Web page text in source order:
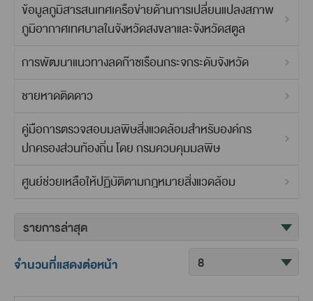
ข้อมูลภูมิสารสนเทศเครือข่ายด้านการเปลี่ยนแปลงสภาพ
ภูมิอากาศเทศบาลในจังหวัดสงขลาและจังหวัดสตูล
การพัฒนาแนวทางลดก๊าซเรือนกระจกระดับจังหวัด
ชายหาดติดดาว
คู่มือการตรวจสอบมลพิษสิ่งแวดล้อมสำหรับองค์กร
ปกครองส่วนท้องถิ่น โดย กรมควบคุมมลพิษ
ศูนย์ช่วยเหลือให้ปฏิบัติตามกฎหมายสิ่งแวดล้อม
จำนวนที่แสดงต่อหน้า